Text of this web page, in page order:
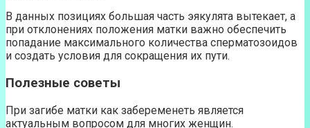
В данных позициях большая часть эякулята вытекает, а
при отклонениях положения матки важно обеспечить
попадание максимального количества сперматозоидов
и создать условия для сокращения их пути.
Полезные советы
При загибе матки как забеременеть является
актуальным вопросом для многих женщин.